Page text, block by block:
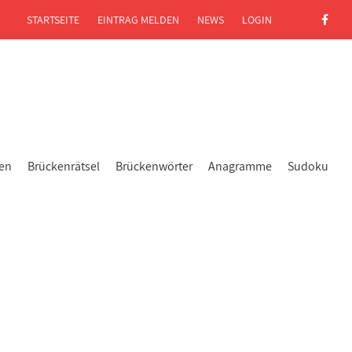
Brückenrätsel Brückenwörter Anagramme Sudoku
STARTSEITE EINTRAG MELDEN NEWS LOGIN